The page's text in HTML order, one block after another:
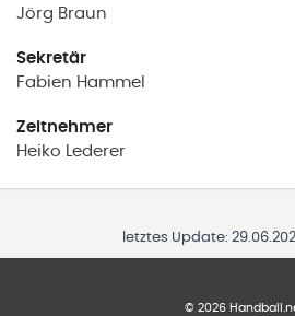
Jörg Braun
Sekretär
Fabien Hammel
Zeitnehmer
Heiko
Lederer
letztes Update:
© 2026